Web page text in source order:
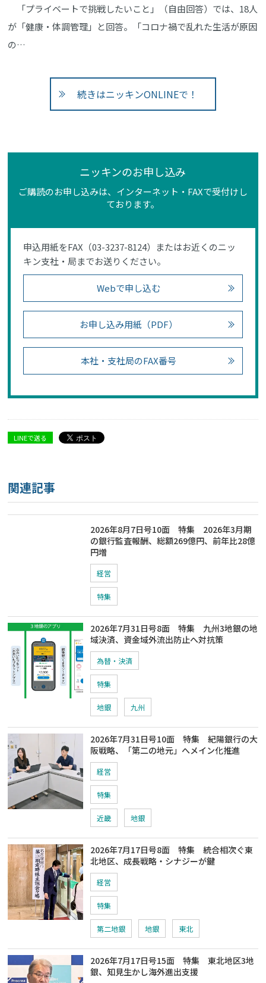
「プライベートで挑戦したいこと」（自由回答）では、18人
が「健康・体調管理」と回答。「コロナ禍で乱れた生活が原因
の…
続きはニッキンONLINEで！
ニッキンのお申し込み
ご購読のお申し込みは、インターネット・FAXで受付けし
ております。
申込用紙をFAX（03-3237-8124）またはお近くのニッ
キン支社・局までお送りください。
Webで申し込む
お申し込み用紙（PDF）
本社・支社局のFAX番号
LINEで送る
関連記事
2026年8月7日号10面 特集 2026年3月期
の銀行監査報酬、総額269億円、前年比28億
円増
経営
特集
2026年7月31日号8面 特集 九州3地銀の地
域決済、資金域外流出防止へ対抗策
為替・決済
特集
地銀 九州
2026年7月31日号10面 特集 紀陽銀行の大
阪戦略、「第二の地元」へメイン化推進
経営
特集
近畿 地銀
2026年7月17日号8面 特集 統合相次ぐ東
北地区、成長戦略・シナジーが鍵
経営
特集
第二地銀 地銀 東北
2026年7月17日号15面 特集 東北地区3地
銀、知見生かし海外進出支援